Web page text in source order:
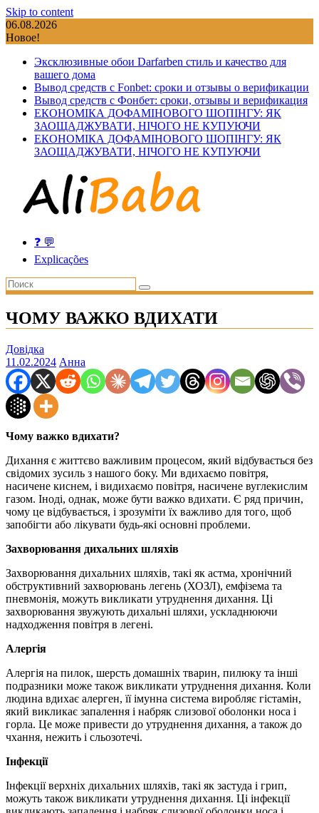
Skip to content
06.08.2026
Новое!
Эксклюзивные обои Darfarben стиль и качество для
вашего дома
Вывод средств с Fonbet: сроки и отзывы о верификации
Вывод средств с Фонбет: сроки, отзывы и верификация
ЕКОНОМІКА ДОФАМІНОВОГО ШОПІНГУ: ЯК
ЗАОЩАДЖУВАТИ, НІЧОГО НЕ КУПУЮЧИ
ЕКОНОМІКА ДОФАМІНОВОГО ШОПІНГУ: ЯК
ЗАОЩАДЖУВАТИ, НІЧОГО НЕ КУПУЮЧИ
❓ 💬
Explicações
ЧОМУ ВАЖКО ВДИХАТИ
Довідка
11.02.2024 Анна
Чому важко вдихати?
Дихання є життєво важливим процесом, який відбувається без
свідомих зусиль з нашого боку. Ми вдихаємо повітря,
насичене киснем, і видихаємо повітря, насичене вуглекислим
газом. Іноді, однак, може бути важко вдихати. Є ряд причин,
чому це відбувається, і зрозуміти їх важливо для того, щоб
запобігти або лікувати будь-які основні проблеми.
Захворювання дихальних шляхів
Захворювання дихальних шляхів, такі як астма, хронічний
обструктивний захворювань легень (ХОЗЛ), емфізема та
пневмонія, можуть викликати утруднення дихання. Ці
захворювання звужують дихальні шляхи, ускладнюючи
надходження повітря в легені.
Алергія
Алергія на пилок, шерсть домашніх тварин, пилюку та інші
подразники може також викликати утруднення дихання. Коли
людина вдихає алерген, її імунна система виробляє гістамін,
який викликає запалення і набряк слизової оболонки носа і
горла. Це може привести до утруднення дихання, а також до
чхання, нежить і сльозотечі.
Інфекції
Інфекції верхніх дихальних шляхів, такі як застуда і грип,
можуть також викликати утруднення дихання. Ці інфекції